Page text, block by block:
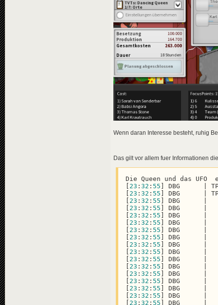
Wenn daran Interesse besteht, ruhig
Das gilt vor allem fuer Informationen
Die Queen und das UFO
[ 23 : 32 : 55 ] DBG      |
[ 23 : 32 : 55 ] DBG      |
[ 23 : 32 : 55 ] DBG      |
[ 23 : 32 : 55 ] DBG
[ 23 : 32 : 55 ] DBG
[ 23 : 32 : 55 ] DBG
[ 23 : 32 : 55 ] DBG
[ 23 : 32 : 55 ] DBG
[ 23 : 32 : 55 ] DBG
[ 23 : 32 : 55 ] DBG
[ 23 : 32 : 55 ] DBG
[ 23 : 32 : 55 ] DBG      |
[ 23 : 32 : 55 ] DBG
[ 23 : 32 : 55 ] DBG
[ 23 : 32 : 55 ] DBG
[ 23 : 32 : 55 ] DBG
[ 23 : 32 : 55 ] DBG